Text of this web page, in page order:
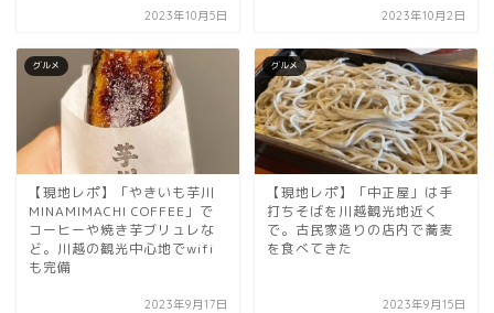
2023年10月5日 2023年10月2日
グルメ
【現地レポ】「やきいも芋川
MINAMIMACHI COFFEE」で
コーヒーや焼き芋ブリュレな
ど。川越の観光中心地でwifi
も完備
2023年9月17日
グルメ
【現地レポ】「中正屋」は手
打ちそばを川越観光地近く
で。古民家造りの店内で蕎麦
を食べてきた
2023年9月15日